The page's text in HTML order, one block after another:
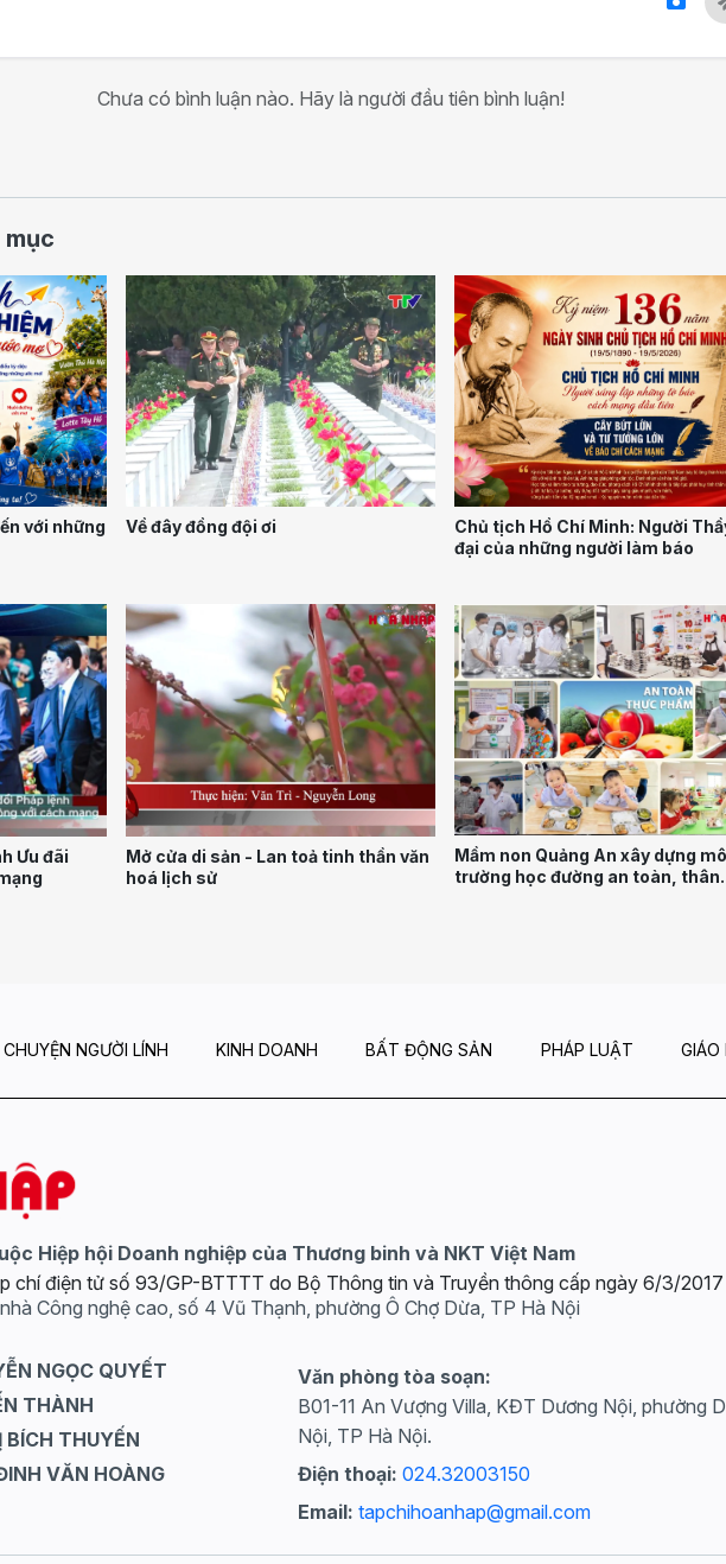
Chưa có bình luận nào. Hãy là người đầu tiên bình luận!
với những
Về đây đồng đội ơi
Chủ tịch Hồ Chí Minh: Người
đại của những người làm báo
Ưu đãi
Mở cửa di sản - Lan toả tinh thần văn
hoá lịch sử
Mầm non Quảng An xây dựng
trường học đường an toàn, thân
CHUYỆN NGƯỜI LÍNH KINH DOANH BẤT ĐỘNG SẢN PHÁP LUẬT GIÁO
Hiệp hội Doanh nghiệp của Thương binh và NKT Việt Nam
chí điện tử số 93/GP-BTTTT do Bộ Thông tin và Truyền thông cấp ngày 6/3/2017
Công nghệ cao, số 4 Vũ Thạnh, phường Ô Chợ Dừa, TP Hà Nội
NGỌC QUYẾT
THÀNH
THUYẾN
VĂN HOÀNG
Văn phòng tòa soạn:
B01-11 An Vượng Villa, KĐT Dương Nội, phường
Nội, TP Hà Nội.
Điện thoại: 024.32003150
Email: tapchihoanhap@gmail.com